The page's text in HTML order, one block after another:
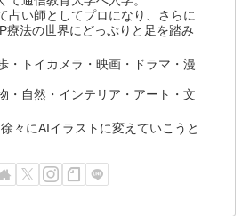
占い師としてプロになり、さらに
療法の世界にどっぷりと足を踏み
・トイカメラ・映画・ドラマ・漫
・自然・インテリア・アート・文
々にAIイラストに変えていこうと